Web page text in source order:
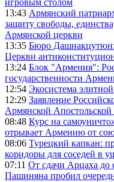
игровым столом
13:43 Армянский
защиту свободы,
Армянской церкви
13:35 Бюро Дашнакцутюн:
Церкви
13:24 Блок "Армения":
государственности
12:54 Экосистема
12:29 Заявление
Армянской
08:48 Курс на
отрывает Армению от
08:06 Турецкий капкан:
коридоры для соседей в
07:11 От сдачи Арцаха до
Пашиняна пробил